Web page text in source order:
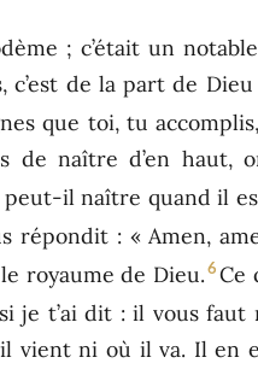
; c’était un
de la part de
que toi, tu
naître d’en haut,
il naître quand il
répondit : « Amen,
royaume de Dieu.6 Ce
je t’ai dit : il vous faut
vient ni où il va. Il en